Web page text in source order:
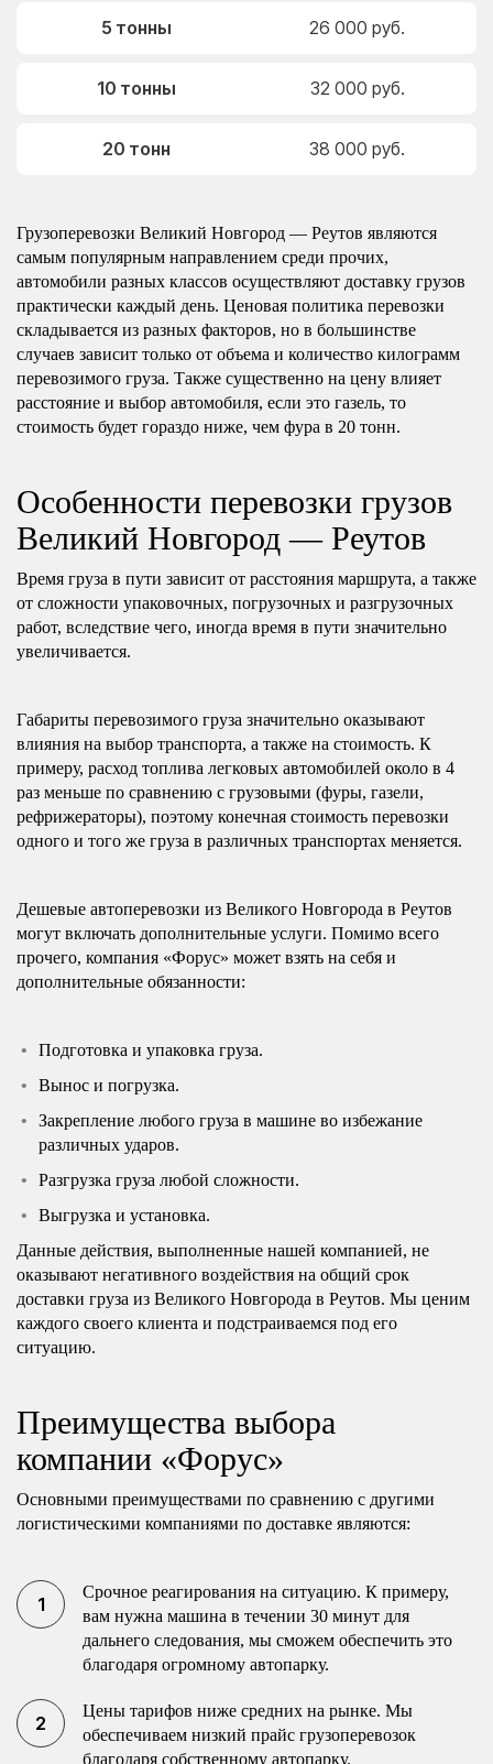
5 тонны 26 000 руб.
10 тонны 32 000 руб.
20 тонн 38 000 руб.
Грузоперевозки Великий Новгород — Реутов являются
самым популярным направлением среди прочих,
автомобили разных классов осуществляют доставку грузов
практически каждый день. Ценовая политика перевозки
складывается из разных факторов, но в большинстве
случаев зависит только от объема и количество килограмм
перевозимого груза. Также существенно на цену влияет
расстояние и выбор автомобиля, если это газель, то
стоимость будет гораздо ниже, чем фура в 20 тонн.
Особенности перевозки грузов
Великий Новгород — Реутов
Время груза в пути зависит от расстояния маршрута, а также
от сложности упаковочных, погрузочных и разгрузочных
работ, вследствие чего, иногда время в пути значительно
увеличивается.
Габариты перевозимого груза значительно оказывают
влияния на выбор транспорта, а также на стоимость. К
примеру, расход топлива легковых автомобилей около в 4
раз меньше по сравнению с грузовыми (фуры, газели,
рефрижераторы), поэтому конечная стоимость перевозки
одного и того же груза в различных транспортах меняется.
Дешевые автоперевозки из Великого Новгорода в Реутов
могут включать дополнительные услуги. Помимо всего
прочего, компания «Форус» может взять на себя и
дополнительные обязанности:
Подготовка и упаковка груза.
Вынос и погрузка.
Закрепление любого груза в машине во избежание
различных ударов.
Разгрузка груза любой сложности.
Выгрузка и установка.
Данные действия, выполненные нашей компанией, не
оказывают негативного воздействия на общий срок
доставки груза из Великого Новгорода в Реутов. Мы ценим
каждого своего клиента и подстраиваемся под его
ситуацию.
Преимущества выбора
компании «Форус»
Основными преимуществами по сравнению с другими
логистическими компаниями по доставке являются:
Срочное реагирования на ситуацию. К примеру,
вам нужна машина в течении 30 минут для
дальнего следования, мы сможем обеспечить это
благодаря огромному автопарку.
Цены тарифов ниже средних на рынке. Мы
обеспечиваем низкий прайс грузоперевозок
благодаря собственному автопарку.